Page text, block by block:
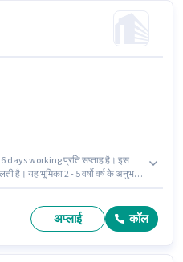
days working प्रति सप्ताह है। इस
है। यह भूमिका 2 - 5 वर्षो वर्ष के अनुभव
उम्मीदवार के पास रिपेयरिंग, सर्विसिंग
अप्लाई कॉल